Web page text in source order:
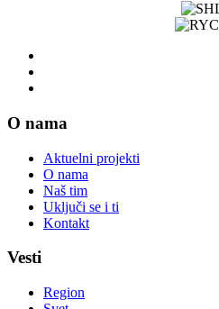
O nama
Aktuelni projekti
O nama
Naš tim
Uključi se i ti
Kontakt
Vesti
Region